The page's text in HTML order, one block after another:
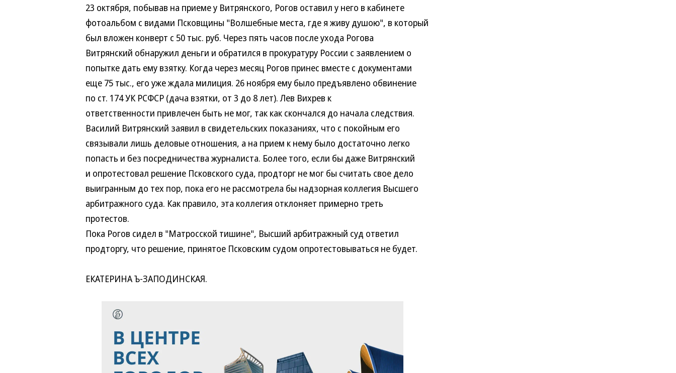
23 октября, побывав на приеме у Витрянского, Рогов оставил у него в кабинете
фотоальбом с видами Псковщины "Волшебные места, где я живу душою", в который
был вложен конверт с 50 тыс. руб. Через пять часов после ухода Рогова
Витрянский обнаружил деньги и обратился в прокуратуру России с заявлением о
попытке дать ему взятку. Когда через месяц Рогов принес вместе с документами
еще 75 тыс., его уже ждала милиция. 26 ноября ему было предъявлено обвинение
по ст. 174 УК РСФСР (дача взятки, от 3 до 8 лет). Лев Вихрев к
ответственности привлечен быть не мог, так как скончался до начала следствия.
Василий Витрянский заявил в свидетельских показаниях, что с покойным его
связывали лишь деловые отношения, а на прием к нему было достаточно легко
попасть и без посредничества журналиста. Более того, если бы даже Витрянский
и опротестовал решение Псковского суда, продторг не мог бы считать свое дело
выигранным до тех пор, пока его не рассмотрела бы надзорная коллегия Высшего
арбитражного суда. Как правило, эта коллегия отклоняет примерно треть
протестов.
Пока Рогов сидел в "Матросской тишине", Высший арбитражный суд ответил
продторгу, что решение, принятое Псковским судом опротестовываться не будет.
ЕКАТЕРИНА Ъ-ЗАПОДИНСКАЯ.